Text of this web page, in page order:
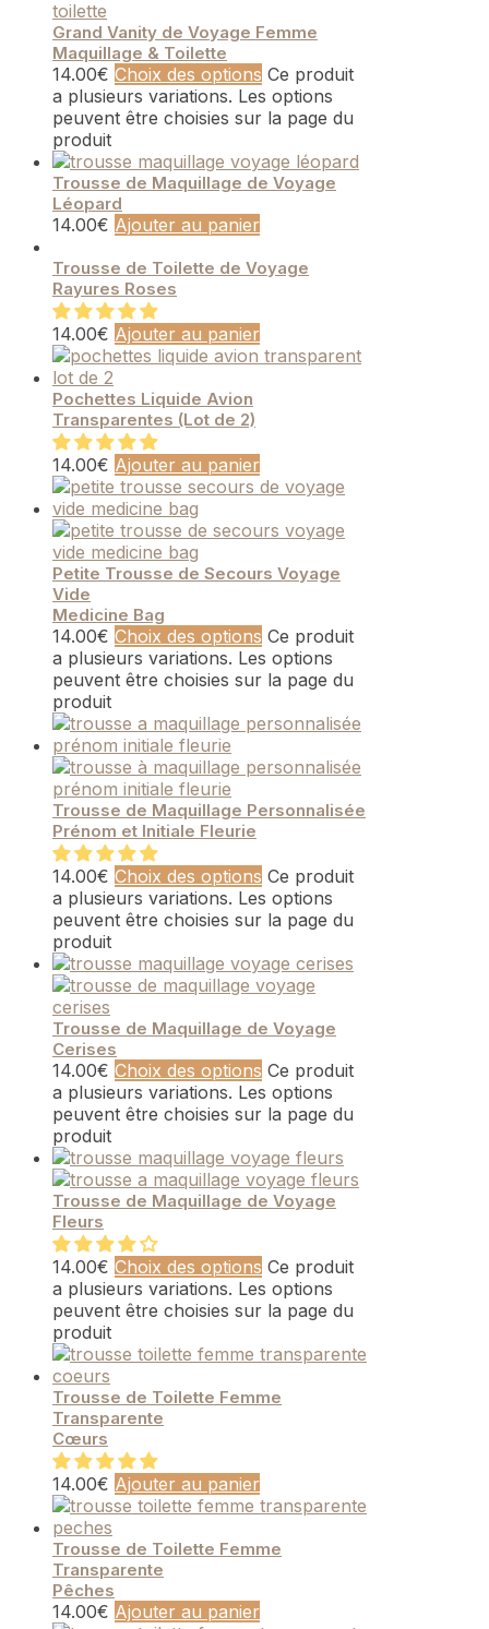
Grand Vanity de Voyage Femme
Maquillage & Toilette
14.00€ Choix des options Ce produit
a plusieurs variations. Les options
peuvent être choisies sur la page du
produit
Trousse de Maquillage de Voyage
Léopard
14.00€ Ajouter au panier
Trousse de Toilette de Voyage
Rayures Roses
14.00€ Ajouter au panier
Pochettes Liquide Avion
Transparentes (Lot de 2)
14.00€ Ajouter au panier
Petite Trousse de Secours Voyage
Vide
Medicine Bag
14.00€ Choix des options Ce produit
a plusieurs variations. Les options
peuvent être choisies sur la page du
produit
Trousse de Maquillage Personnalisée
Prénom et Initiale Fleurie
14.00€ Choix des options Ce produit
a plusieurs variations. Les options
peuvent être choisies sur la page du
produit
Trousse de Maquillage de Voyage
Cerises
14.00€ Choix des options Ce produit
a plusieurs variations. Les options
peuvent être choisies sur la page du
produit
Trousse de Maquillage de Voyage
Fleurs
14.00€ Choix des options Ce produit
a plusieurs variations. Les options
peuvent être choisies sur la page du
produit
Trousse de Toilette Femme
Transparente
Cœurs
14.00€ Ajouter au panier
Trousse de Toilette Femme
Transparente
Pêches
14.00€ Ajouter au panier